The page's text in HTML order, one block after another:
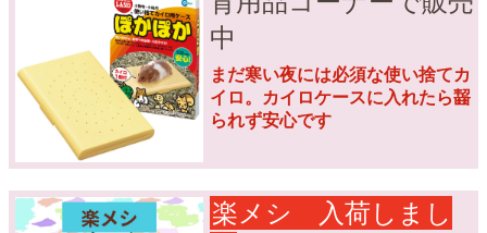
中
まだ寒い夜には必須な使い捨てカ
イロ。カイロケースに入れたら齧
られず安心です
楽メシ 入荷しまし